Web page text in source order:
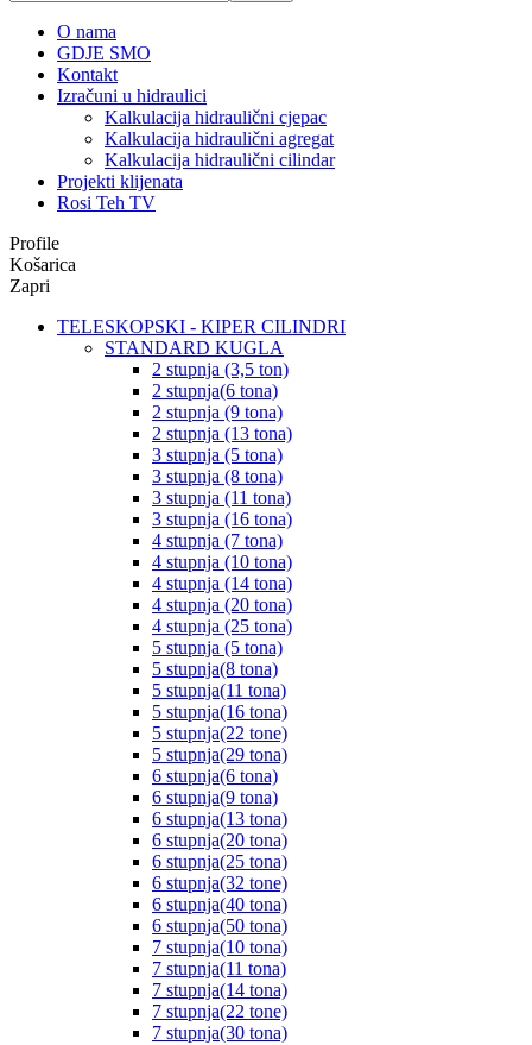
O nama
GDJE SMO
Kontakt
Izračuni u hidraulici
Kalkulacija hidraulični cjepac
Kalkulacija hidraulični agregat
Kalkulacija hidraulični cilindar
Projekti klijenata
Rosi Teh TV
Profile
Košarica
Zapri
TELESKOPSKI - KIPER CILINDRI
STANDARD KUGLA
2 stupnja (3,5 ton)
2 stupnja(6 tona)
2 stupnja (9 tona)
2 stupnja (13 tona)
3 stupnja (5 tona)
3 stupnja (8 tona)
3 stupnja (11 tona)
3 stupnja (16 tona)
4 stupnja (7 tona)
4 stupnja (10 tona)
4 stupnja (14 tona)
4 stupnja (20 tona)
4 stupnja (25 tona)
5 stupnja (5 tona)
5 stupnja(8 tona)
5 stupnja(11 tona)
5 stupnja(16 tona)
5 stupnja(22 tone)
5 stupnja(29 tona)
6 stupnja(6 tona)
6 stupnja(9 tona)
6 stupnja(13 tona)
6 stupnja(20 tona)
6 stupnja(25 tona)
6 stupnja(32 tone)
6 stupnja(40 tona)
6 stupnja(50 tona)
7 stupnja(10 tona)
7 stupnja(11 tona)
7 stupnja(14 tona)
7 stupnja(22 tone)
7 stupnja(30 tona)